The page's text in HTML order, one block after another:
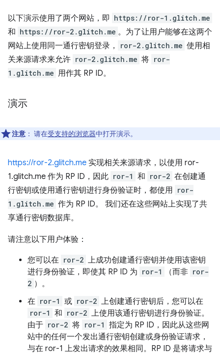
以下演示使用了两个网站，即 https://ror-1.glitch.me
和 https://ror-2.glitch.me 。为了让用户能够在这两个
网站上使用同一通行密钥登录，
ror-2.glitch.me 使用相
关来源请求来允许 ror-2.glitch.me 将 ror-
1.glitch.me 用作其 RP ID。
演示
注意 ： 请在受支持的浏览器中打开演示。
https://ror-2.glitch.me 实现相关来源请求，以使用 ror-
1.glitch.me 作为 RP ID，因此 ror-1 和 ror-2 在创建通
行密钥或使用通行密钥进行身份验证时，都使用 ror-
1.glitch.me 作为 RP ID。 我们还在这些网站上实现了共
享通行密钥数据库。
请注意以下用户体验：
您可以在 ror-2 上成功创建通行密钥并使用该密钥
进行身份验证，即使其 RP ID 为 ror-1 （而非 ror-
2 ）。
在 ror-1 或 ror-2 上创建通行密钥后，您可以在
ror-1 和 ror-2 上使用该通行密钥进行身份验证。
由于 ror-2 将 ror-1 指定为 RP ID，因此从这些网
站中的任何一个发出通行密钥创建或身份验证请求，
与在 ror-1 上发出请求的效果相同。RP ID 是将请求与